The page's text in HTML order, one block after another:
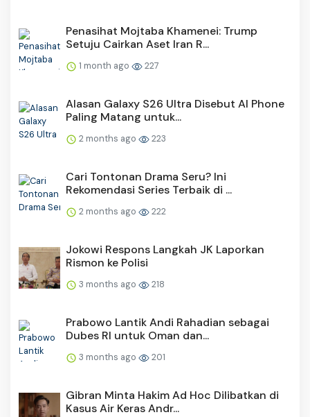
Penasihat Mojtaba Khamenei: Trump
Setuju Cairkan Aset Iran R...
1 month ago 227
Alasan Galaxy S26 Ultra Disebut AI Phone
Paling Matang untuk...
2 months ago 223
Cari Tontonan Drama Seru? Ini
Rekomendasi Series Terbaik di ...
2 months ago 222
Jokowi Respons Langkah JK Laporkan
Rismon ke Polisi
3 months ago 218
Prabowo Lantik Andi Rahadian sebagai
Dubes RI untuk Oman dan...
3 months ago 201
Gibran Minta Hakim Ad Hoc Dilibatkan di
Kasus Air Keras Andr...